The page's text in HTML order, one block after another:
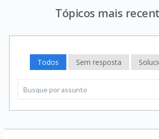
Tópicos mais
Todos Sem resposta